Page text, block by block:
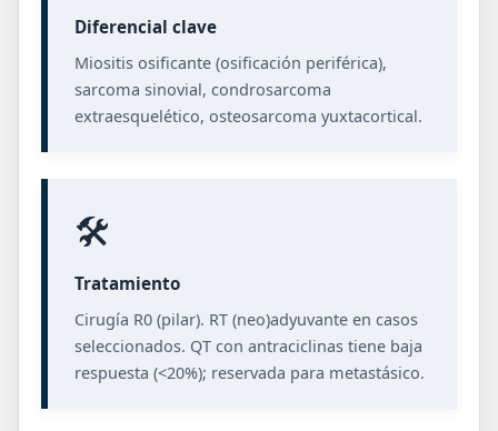
Diferencial clave
Miositis osificante (osificación periférica),
sarcoma sinovial, condrosarcoma
extraesquelético, osteosarcoma yuxtacortical.
🛠️
Tratamiento
Cirugía R0 (pilar). RT (neo)adyuvante en casos
seleccionados. QT con antraciclinas tiene baja
respuesta (<20%); reservada para metastásico.